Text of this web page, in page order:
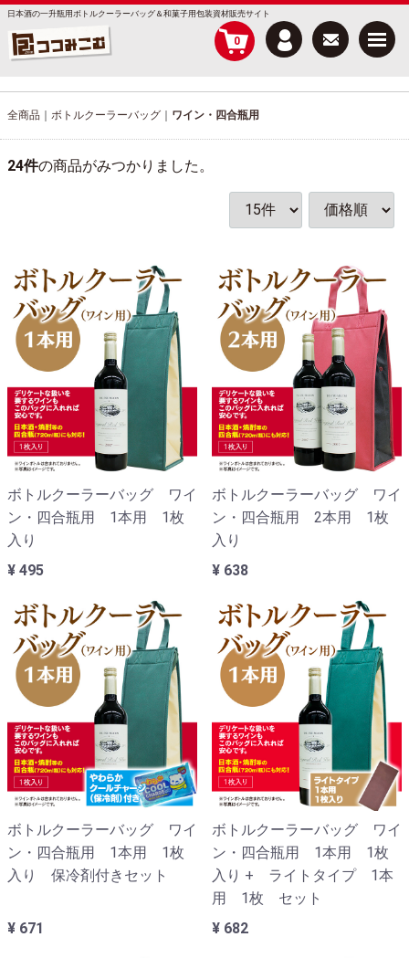
日本酒の一升瓶用ボトルクーラーバッグ＆和菓子用包装資材販売サイト
0 Menu
全商品 ボトルクーラーバッグ ワイン・四合瓶用
24件の商品がみつかりました。
ボトルクーラーバッグ ワイ
ン・四合瓶用 1本用 1枚
入り
¥ 495
ボトルクーラーバッグ ワイ
ン・四合瓶用 2本用 1枚
入り
¥ 638
ボトルクーラーバッグ ワイ
ン・四合瓶用 1本用 1枚
入り 保冷剤付きセット
¥ 671
ボトルクーラーバッグ ワイ
ン・四合瓶用 1本用 1枚
入り + ライトタイプ 1本
用 1枚 セット
¥ 682